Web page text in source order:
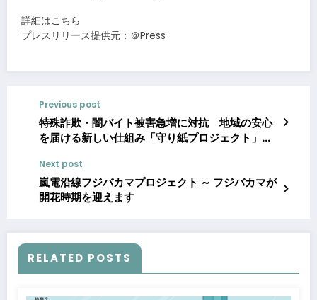
詳細はこちら
プレスリリース提供元：＠Press
Previous post
特殊詐欺・闇バイト被害急増に対抗 地域の安心
を届ける新しい仕組み「守り紙プロジェクト」始
Next post
嵐電沿線フジバカマプロジェクト ～ フジバカマが
開花時期を迎えます
RELATED POSTS